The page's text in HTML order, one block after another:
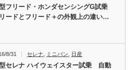
フリード・ホンダセンシングG試乗
ードとフリード＋の外観上の違い…
8/31 セレナ ミニバン 日産
セレナ ハイウェイスター試乗 自動